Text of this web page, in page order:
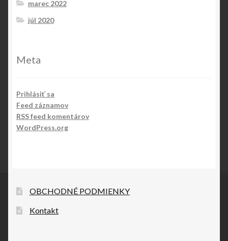
marec 2022
júl 2020
Meta
Prihlásiť sa
Feed záznamov
RSS feed komentárov
WordPress.org
OBCHODNÉ PODMIENKY
Kontakt